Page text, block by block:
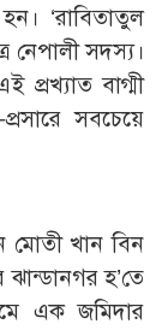
‘রাবিতাতুল
নেপালী সদস্য।
বাগ্মী
সবচেয়ে
মোতী খান বিন
হ’তে
এক জমিদার